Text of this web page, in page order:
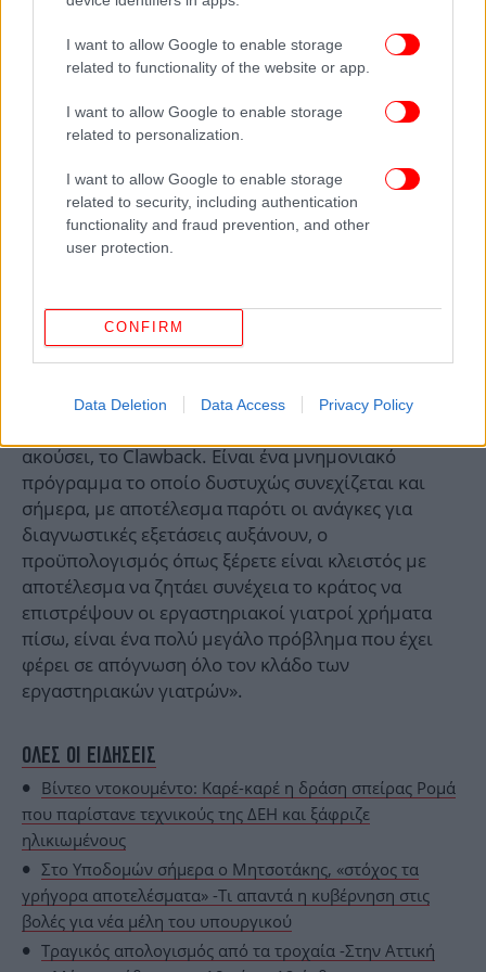
I want to allow Google to enable storage
related to functionality of the website or app.
I want to allow Google to enable storage
related to personalization.
I want to allow Google to enable storage
related to security, including authentication
functionality and fraud prevention, and other
user protection.
CONFIRM
Data Deletion Data Access Privacy Policy
Και ένα άλλο θέμα το οποίο συζητήθηκε στο
ταλανίζει τον κλάδο των εργαστηρίων των
ακούσει, τo Clawback. Είναι ένα μνημονιακό
πρόγραμμα το οποίο δυστυχώς συνεχίζεται και
σήμερα, με αποτέλεσμα παρότι οι ανάγκες για
διαγνωστικές εξετάσεις αυξάνουν, ο
προϋπολογισμός όπως ξέρετε είναι κλειστός με
αποτέλεσμα να ζητάει συνέχεια το κράτος να
επιστρέψουν οι εργαστηριακοί γιατροί χρήματα
πίσω, είναι ένα πολύ μεγάλο πρόβλημα που έχει
φέρει σε απόγνωση όλο τον κλάδο των
εργαστηριακών γιατρών».
ΟΛΕΣ ΟΙ ΕΙΔΗΣΕΙΣ
Βίντεο ντοκουμέντο: Καρέ-καρέ η δράση σπείρας Ρομά
που παρίστανε τεχνικούς της ΔΕΗ και ξάφριζε
ηλικιωμένους
Στο Υποδομών σήμερα ο Μητσοτάκης, «στόχος τα
γρήγορα αποτελέσματα» -Τι απαντά η κυβέρνηση στις
βολές για νέα μέλη του υπουργικού
Τραγικός απολογισμός από τα τροχαία -Στην Αττική